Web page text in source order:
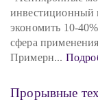
инвестиционный
экономить 10-
сфера
Примерн...
Прорывные